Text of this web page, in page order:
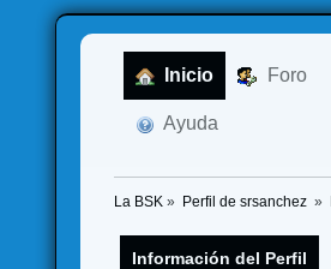
Inicio Foro
Ayuda
La BSK » Perfil de srsanchez »
Información del Perfil